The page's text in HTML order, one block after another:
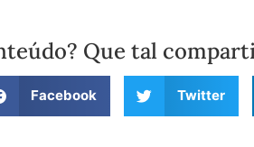
Que tal
Facebook Twitter